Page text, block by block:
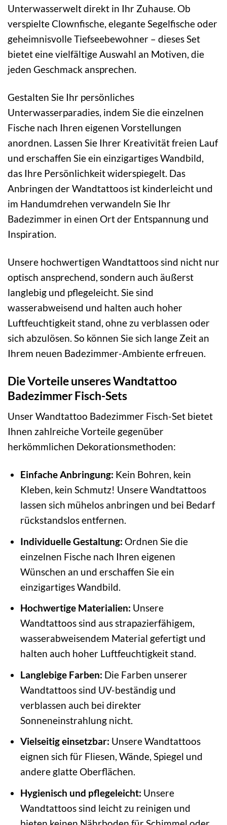
Unterwasserwelt direkt in Ihr Zuhause. Ob
verspielte Clownfische, elegante Segelfische oder
geheimnisvolle Tiefseebewohner – dieses Set
bietet eine vielfältige Auswahl an Motiven, die
jeden Geschmack ansprechen.
Gestalten Sie Ihr persönliches
Unterwasserparadies, indem Sie die einzelnen
Fische nach Ihren eigenen Vorstellungen
anordnen. Lassen Sie Ihrer Kreativität freien Lauf
und erschaffen Sie ein einzigartiges Wandbild,
das Ihre Persönlichkeit widerspiegelt. Das
Anbringen der Wandtattoos ist kinderleicht und
im Handumdrehen verwandeln Sie Ihr
Badezimmer in einen Ort der Entspannung und
Inspiration.
Unsere hochwertigen Wandtattoos sind nicht nur
optisch ansprechend, sondern auch äußerst
langlebig und pflegeleicht. Sie sind
wasserabweisend und halten auch hoher
Luftfeuchtigkeit stand, ohne zu verblassen oder
sich abzulösen. So können Sie sich lange Zeit an
Ihrem neuen Badezimmer-Ambiente erfreuen.
Die Vorteile unseres Wandtattoo
Badezimmer Fisch-Sets
Unser Wandtattoo Badezimmer Fisch-Set bietet
Ihnen zahlreiche Vorteile gegenüber
herkömmlichen Dekorationsmethoden:
Einfache Anbringung: Kein Bohren, kein
Kleben, kein Schmutz! Unsere Wandtattoos
lassen sich mühelos anbringen und bei Bedarf
rückstandslos entfernen.
Individuelle Gestaltung: Ordnen Sie die
einzelnen Fische nach Ihren eigenen
Wünschen an und erschaffen Sie ein
einzigartiges Wandbild.
Hochwertige Materialien: Unsere
Wandtattoos sind aus strapazierfähigem,
wasserabweisendem Material gefertigt und
halten auch hoher Luftfeuchtigkeit stand.
Langlebige Farben: Die Farben unserer
Wandtattoos sind UV-beständig und
verblassen auch bei direkter
Sonneneinstrahlung nicht.
Vielseitig einsetzbar: Unsere Wandtattoos
eignen sich für Fliesen, Wände, Spiegel und
andere glatte Oberflächen.
Hygienisch und pflegeleicht: Unsere
Wandtattoos sind leicht zu reinigen und